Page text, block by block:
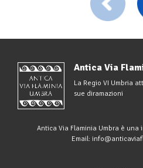
Antica Via
La Regio VI Umbria
sue diramazioni
Antica Via Flaminia Umbra è una
Email: